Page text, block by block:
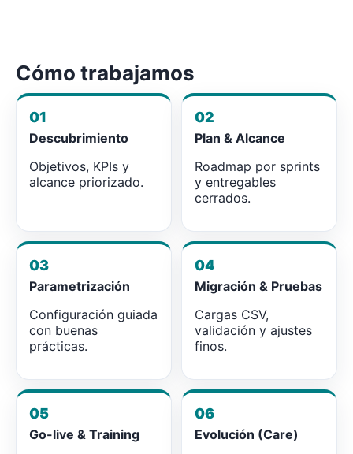
Cómo trabajamos
01
Descubrimiento
Objetivos, KPIs y
alcance priorizado.
02
Plan & Alcance
Roadmap por sprints
y entregables
cerrados.
03
Parametrización
Configuración guiada
con buenas
prácticas.
04
Migración & Pruebas
Cargas CSV,
validación y ajustes
finos.
05
Go-live & Training
06
Evolución (Care)